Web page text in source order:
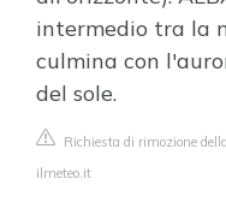
intermedio tra la
culmina con
del sole.
Richiesta di rimozione
ilmeteo.it